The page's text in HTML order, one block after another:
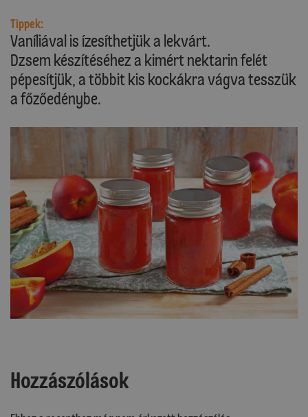
Tippek:
Vaníliával is ízesíthetjük a lekvárt.
Dzsem készítéséhez a kimért nektarin felét
pépesítjük, a többit kis kockákra vágva tesszük
a főzőedénybe.
Hozzászólások